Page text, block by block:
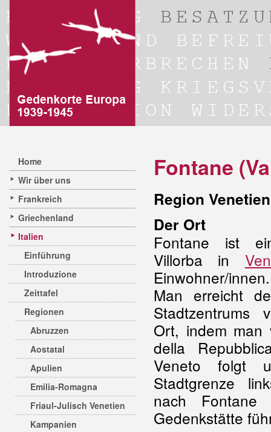
Home
Wir über uns
Frankreich
Griechenland
Italien
Einführung
Introduzione
Zeittafel
Regionen
Abruzzen
Aostatal
Apulien
Emilia-Romagna
Friaul-Julisch Venetien
Kampanien
Fontane
Region
Der Ort
Fontane ist
Villorba in
Einwohner/innen.
Man erreicht
Ort, indem
della
Veneto folgt
Stadtgrenze
nach
Gedenkstätte